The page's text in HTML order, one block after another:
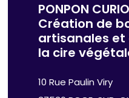
PONPON
Création de
artisanales et
la cire
10 Rue Paulin Viry